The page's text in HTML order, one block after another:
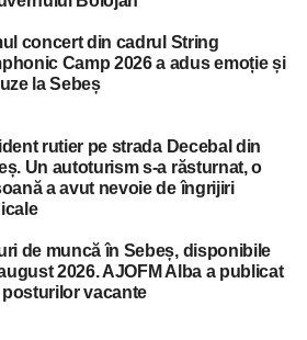
concert din cadrul String
Camp 2026 a adus emoție și
la Sebeș
rutier pe strada Decebal din
Un autoturism s-a răsturnat, o
a avut nevoie de îngrijiri
de muncă în Sebeș, disponibile
2026. AJOFM Alba a publicat
posturilor vacante